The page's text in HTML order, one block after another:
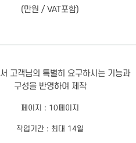
(만원 / VAT포함)
고객님의 특별히 요구하시는 기능과
구성을 반영하여 제작
페이지 : 10페이지
작업기간 : 최대 14일